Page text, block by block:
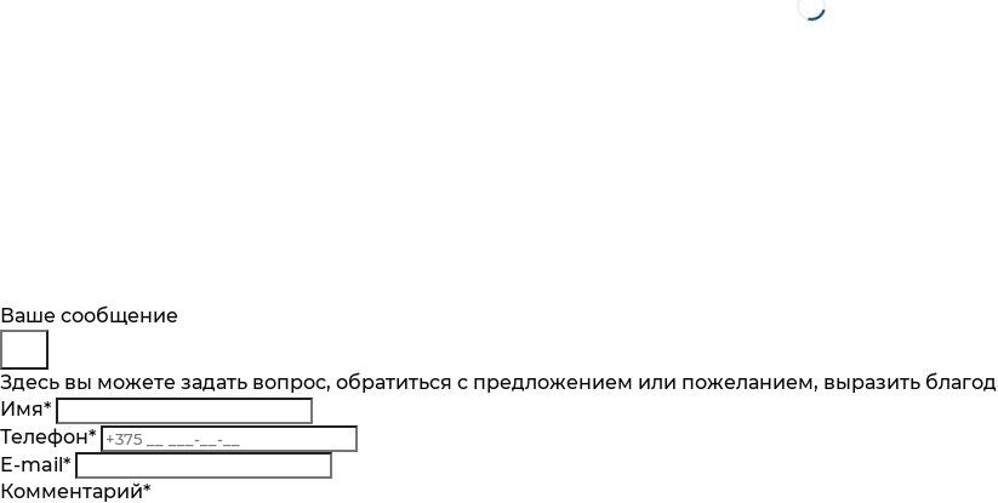
Страна происхождения
Описание
Основные характеристики
Категория
Для холодильников
Производитель
Будьте в курсе
Подпишитесь на последние обновления и узнавайте о новинках и специальных
Я согласен на обработку
Заказ обратного звонка
Представьтесь
Телефон
Комментарий
Ваше сообщение
Здесь вы можете задать вопрос, обратиться с предложением или пожеланием, выразить
Имя*
Телефон*
E-mail*
Комментарий*